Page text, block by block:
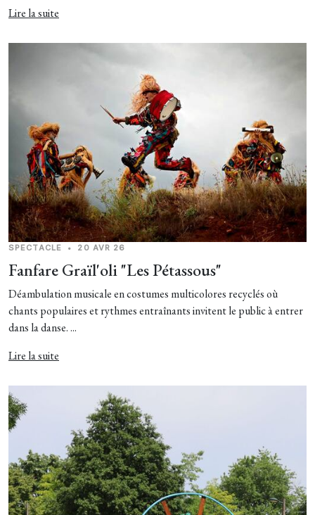
Lire la suite
SPECTACLE • 20 AVR 26
Fanfare Graïl'oli "Les Pétassous"
Déambulation musicale en costumes multicolores recyclés où
chants populaires et rythmes entraînants invitent le public à entrer
dans la danse. ...
Lire la suite